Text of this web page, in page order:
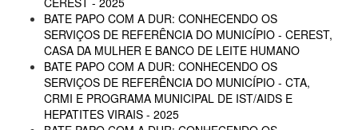
BATE PAPO COM A DUR: CONHECENDO OS
SERVIÇOS DE REFERÊNCIA DO MUNICÍPIO - CEREST,
CASA DA MULHER E BANCO DE LEITE HUMANO
BATE PAPO COM A DUR: CONHECENDO OS
SERVIÇOS DE REFERÊNCIA DO MUNICÍPIO - CTA,
CRMI E PROGRAMA MUNICIPAL DE IST/AIDS E
HEPATITES VIRAIS - 2025